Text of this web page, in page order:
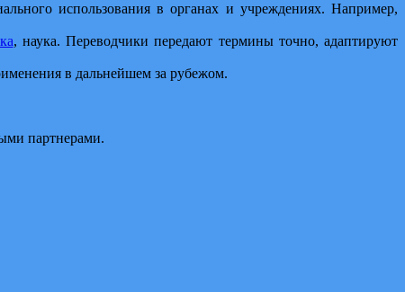
использования в органах и учреждениях. Например,
, наука. Переводчики передают термины точно, адаптируют
в дальнейшем за рубежом.
партнерами.